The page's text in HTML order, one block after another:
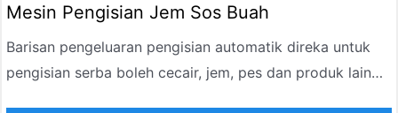
Mesin Pengisian Jem Sos Buah
Barisan pengeluaran pengisian automatik direka untuk
pengisian serba boleh cecair, jem, pes dan produk lain